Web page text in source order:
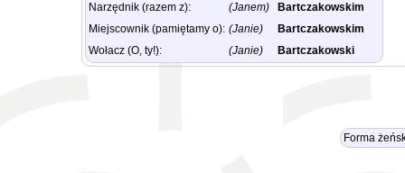
Narzędnik (razem z):
(Janem)
Bartczakowskim
Miejscownik (pamiętamy o): (Janie)
Bartczakowskim
Wołacz (O, ty!):
(Janie) Bartczakowski
Forma